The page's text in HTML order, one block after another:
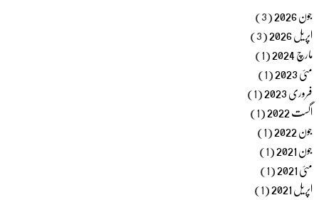
جون 2026 (3)
اپریل 2026 (3)
مارچ 2024 (1)
مئی 2023 (1)
فروری 2023 (1)
اگست 2022 (1)
جون 2022 (1)
جون 2021 (1)
مئی 2021 (1)
اپریل 2021 (1)